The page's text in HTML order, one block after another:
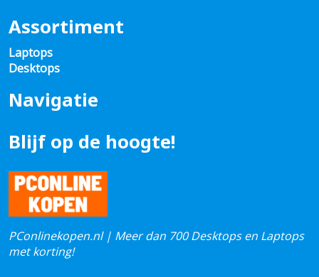
Assortiment
Laptops
Desktops
Navigatie
Blijf op de hoogte!
PConlinekopen.nl | Meer dan 700 Desktops en Laptops
met korting!